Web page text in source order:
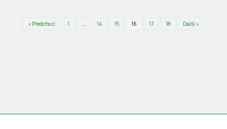
« Předchozí 1 … 14 15 16 17 18 Další »